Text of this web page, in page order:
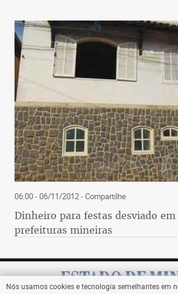
06:00 - 06/11/2012- Compartilhe
Dinheiro para festas desviado
prefeituras mineiras
Nós usamos cookies e tecnologia semelhantes em